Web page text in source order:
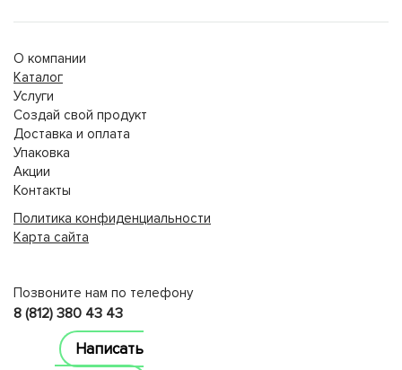
О компании
Каталог
Услуги
Создай свой продукт
Доставка и оплата
Упаковка
Акции
Контакты
Политика конфиденциальности
Карта сайта
Позвоните нам по телефону
8 (812) 380 43 43
Написать